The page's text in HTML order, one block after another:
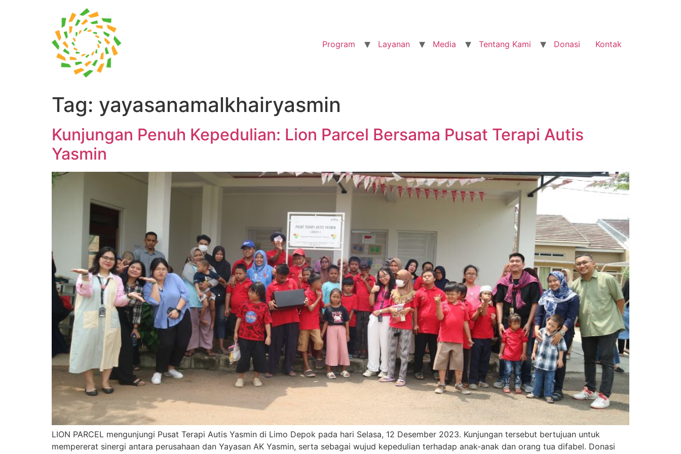
Program Layanan Media Tentang Kami Donasi Kontak
Tag: yayasanamalkhairyasmin
Kunjungan Penuh Kepedulian: Lion Parcel Bersama Pusat Terapi Autis
Yasmin
LION PARCEL mengunjungi Pusat Terapi Autis Yasmin di Limo Depok pada hari Selasa, 12 Desember 2023. Kunjungan tersebut bertujuan untuk
mempererat sinergi antara perusahaan dan Yayasan AK Yasmin, serta sebagai wujud kepedulian terhadap anak-anak dan orang tua difabel. Donasi